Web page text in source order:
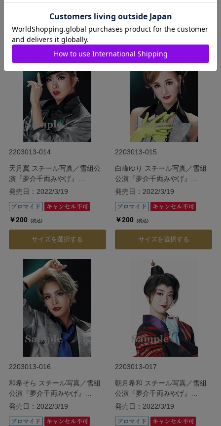
￥200
サイズを選択する
￥200
サイズを選択する
2203013-014
天月翼 スチール写真／雪組公
演『夢介千両みやげ』
『Sensational!』
発売日：2022/3/19
￥200 (税込)
サイズを選択する
2203013-015
白峰ゆり スチール写真／雪組
公演『夢介千両みやげ』
『Sensational!』
発売日：2022/3/19
￥200 (税込)
サイズを選択する
2203013-016
和希そら スチール写真／雪組
公演『夢介千両みやげ』
『Sensational!』
発売日：2022/3/19
2203013-017
朝月希和 スチール写真／雪組
公演『夢介千両みやげ』
『Sensational!』
発売日：2022/3/19